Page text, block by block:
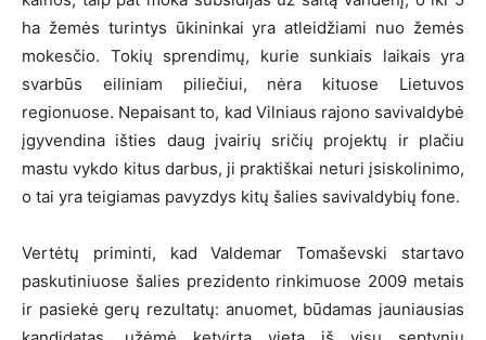
ha žemės turintys ūkininkai yra atleidžiami nuo žemės
mokesčio. Tokių sprendimų, kurie sunkiais laikais yra
svarbūs eiliniam piliečiui, nėra kituose Lietuvos
regionuose. Nepaisant to, kad Vilniaus rajono savivaldybė
įgyvendina išties daug įvairių sričių projektų ir plačiu
mastu vykdo kitus darbus, ji praktiškai neturi įsiskolinimo,
o tai yra teigiamas pavyzdys kitų šalies savivaldybių fone.
Vertėtų priminti, kad Valdemar Tomaševski startavo
paskutiniuose šalies prezidento rinkimuose 2009 metais
ir pasiekė gerų rezultatų: anuomet, būdamas jauniausias